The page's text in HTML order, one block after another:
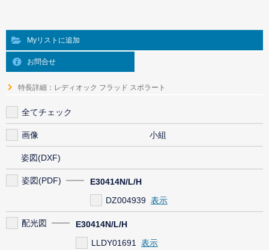
Myリストに追加
お問合せ
特長詳細：レディオック フラッド スポラート
全てチェック
画像 小組
姿図(DXF)
姿図(PDF)
E30414N/L/H
DZ004939
配光図
E30414N/L/H
LLDY01691